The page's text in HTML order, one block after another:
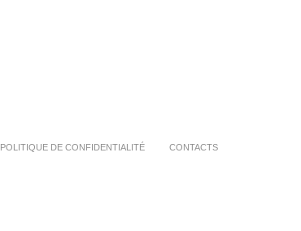
POLITIQUE DE CONFIDENTIALITÉ CONTACTS